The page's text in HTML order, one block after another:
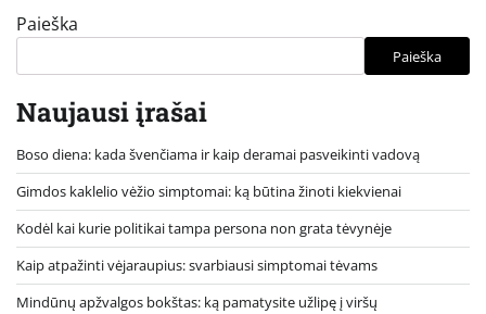
Paieška
Paieška
Naujausi įrašai
Boso diena: kada švenčiama ir kaip deramai pasveikinti vadovą
Gimdos kaklelio vėžio simptomai: ką būtina žinoti kiekvienai
Kodėl kai kurie politikai tampa persona non grata tėvynėje
Kaip atpažinti vėjaraupius: svarbiausi simptomai tėvams
Mindūnų apžvalgos bokštas: ką pamatysite užlipę į viršų